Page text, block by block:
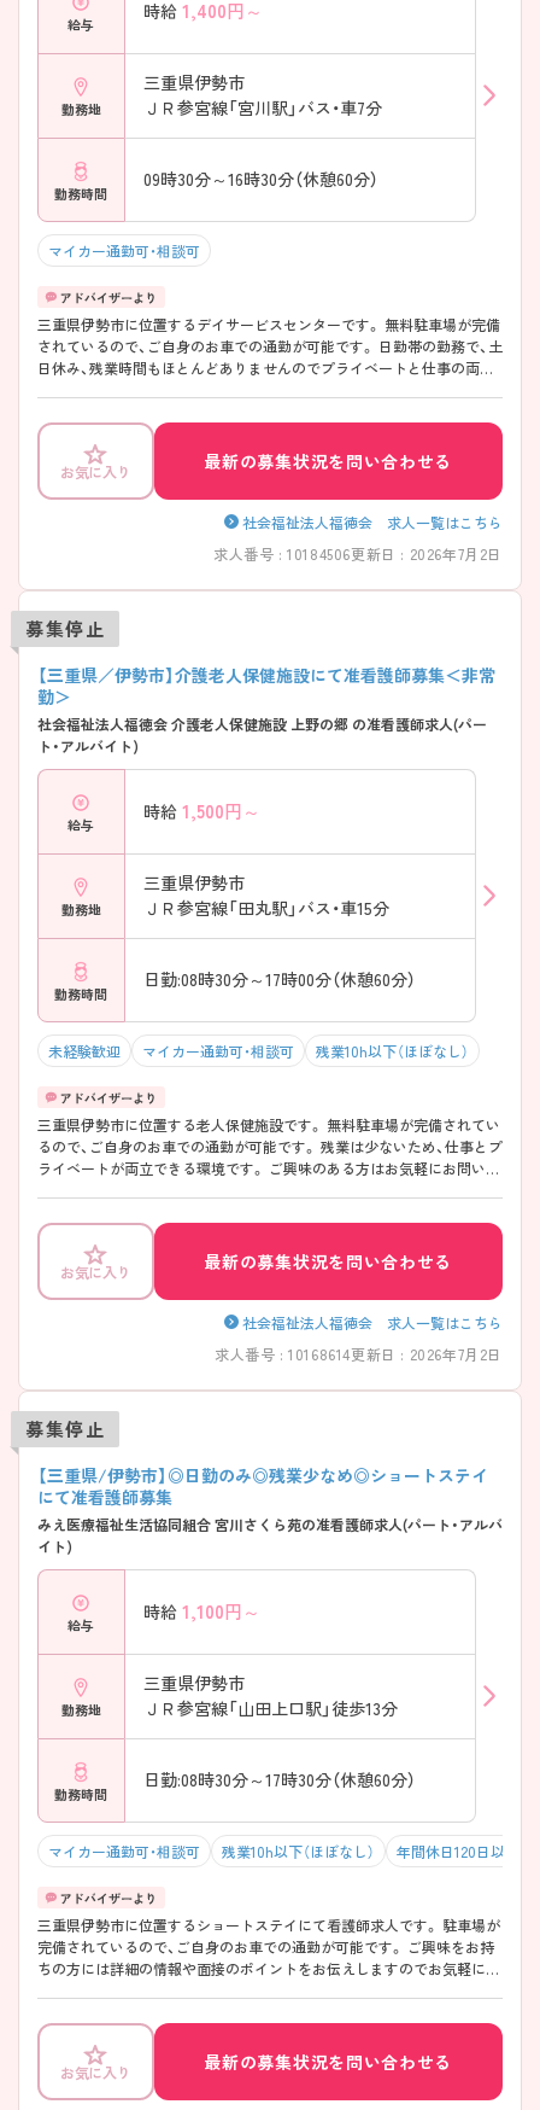
給与
時給 1,400円～
勤務地
三重県伊勢市
ＪＲ参宮線「宮川駅」バス・車7分
勤務時間
09時30分～16時30分（休憩60分）
マイカー通勤可・相談可
三重県伊勢市に位置するデイサービスセンターです。 無料駐車場が完備
されているので、ご自身のお車での通勤が可能です。 日勤帯の勤務で、土
日休み、残業時間もほとんどありませんのでプライベートと仕事の両立
お気に入り 最新の募集状況を問い合わせる
社会福祉法人福徳会 求人一覧はこちら
求人番号 : 10184506更新日 : 2026年7月2日
募集停止
【三重県／伊勢市】介護老人保健施設にて准看護師募集＜非常
勤＞
社会福祉法人福徳会 介護老人保健施設 上野の郷 の准看護師求人(パー
ト・アルバイト)
給与
時給 1,500円～
勤務地
三重県伊勢市
ＪＲ参宮線「田丸駅」バス・車15分
勤務時間
日勤:08時30分～17時00分（休憩60分）
未経験歓迎 マイカー通勤可・相談可 残業10h以下（ほぼなし）
三重県伊勢市に位置する老人保健施設です。 無料駐車場が完備されてい
るので、ご自身のお車での通勤が可能です。 残業は少ないため、仕事とプ
ライベートが両立できる環境です。 ご興味のある方はお気軽にお問い合
お気に入り 最新の募集状況を問い合わせる
社会福祉法人福徳会 求人一覧はこちら
求人番号 : 10168614更新日 : 2026年7月2日
募集停止
【三重県/伊勢市】◎日勤のみ◎残業少なめ◎ショートステイ
にて准看護師募集
みえ医療福祉生活協同組合 宮川さくら苑の准看護師求人(パート・アルバ
イト)
給与
時給 1,100円～
勤務地
三重県伊勢市
ＪＲ参宮線「山田上口駅」徒歩13分
勤務時間
日勤:08時30分～17時30分（休憩60分）
マイカー通勤可・相談可 残業10h以下（ほぼなし） 年間休日120日以上
三重県伊勢市に位置するショートステイにて看護師求人です。 駐車場が
完備されているので、ご自身のお車での通勤が可能です。 ご興味をお持
ちの方には詳細の情報や面接のポイントをお伝えしますのでお気軽にお
お気に入り 最新の募集状況を問い合わせる